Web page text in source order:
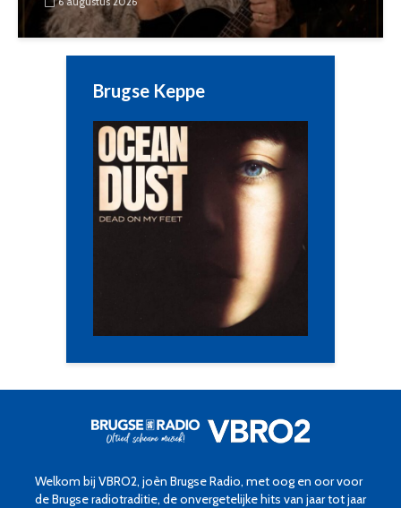
Brugse Keppe
Welkom bij VBRO2, joèn Brugse Radio, met oog en oor voor
de Brugse radiotraditie, de onvergetelijke hits van jaar tot jaar